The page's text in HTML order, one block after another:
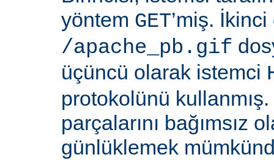
yöntem GET’miş.
/apache_pb.gif
üçüncü olarak istemci
protokolünü kullanmış.
parçalarını bağımsız
günlüklemek